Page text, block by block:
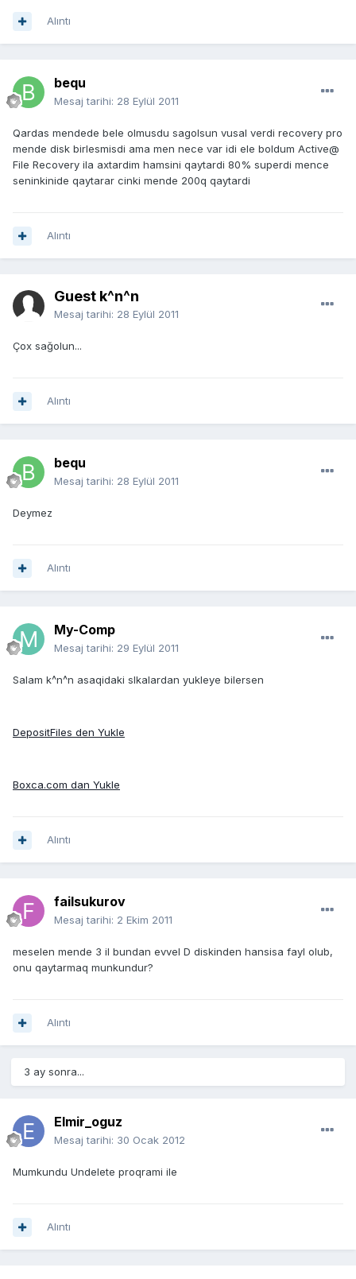
Alıntı
bequ
Mesaj tarihi: 28 Eylül 2011
Qardas mendede bele olmusdu sagolsun vusal verdi recovery pro
mende disk birlesmisdi ama men nece var idi ele boldum Active@
File Recovery ila axtardim hamsini qaytardi 80% superdi mence
seninkinide qaytarar cinki mende 200q qaytardi
Alıntı
Guest k^n^n
Mesaj tarihi: 28 Eylül 2011
Çox sağolun...
Alıntı
bequ
Mesaj tarihi: 28 Eylül 2011
Deymez
Alıntı
My-Comp
Mesaj tarihi: 29 Eylül 2011
Salam k^n^n asaqidaki slkalardan yukleye bilersen
DepositFiles den Yukle
Boxca.com dan Yukle
Alıntı
failsukurov
Mesaj tarihi: 2 Ekim 2011
meselen mende 3 il bundan evvel D diskinden hansisa fayl olub,
onu qaytarmaq munkundur?
Alıntı
3 ay sonra...
Elmir_oguz
Mesaj tarihi: 30 Ocak 2012
Mumkundu Undelete proqrami ile
Alıntı